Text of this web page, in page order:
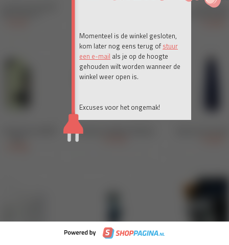
Momenteel is de winkel gesloten,
kom later nog eens terug of stuur
een e-mail als je op de hoogte
gehouden wilt worden wanneer de
winkel weer open is.
Excuses voor het ongemak!